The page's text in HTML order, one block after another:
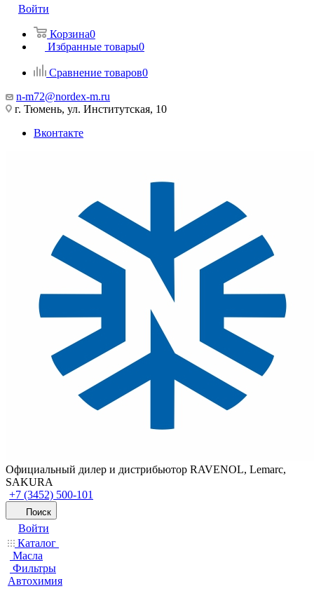
Войти
Корзина0
Избранные товары0
Сравнение товаров0
n-m72@nordex-m.ru
г. Тюмень, ул. Институтская, 10
Вконтакте
Официальный дилер и дистрибьютор RAVENOL, Lemarc,
SAKURA
+7 (3452) 500-101
Поиск
Войти
Каталог
Масла
Фильтры
Автохимия